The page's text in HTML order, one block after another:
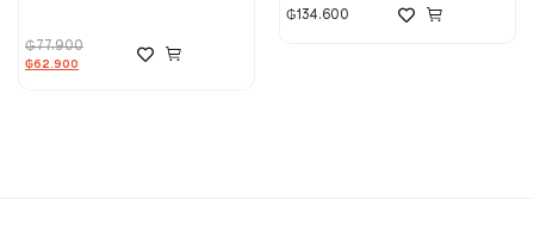
₲134.600
₲77.900
₲62.900